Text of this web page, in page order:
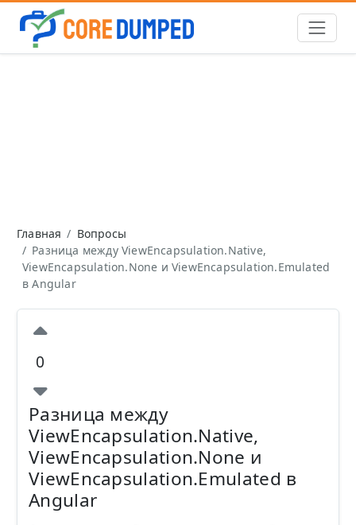
Главная
Вопросы
Разница между ViewEncapsulation.Native,
ViewEncapsulation.None и ViewEncapsulation.Emulated
в Angular
0
Разница между
ViewEncapsulation.Native,
ViewEncapsulation.None и
ViewEncapsulation.Emulated в
Angular